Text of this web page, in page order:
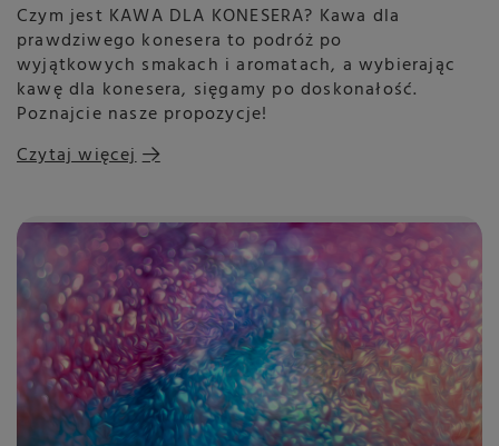
Czym jest KAWA DLA KONESERA? Kawa dla
prawdziwego konesera to podróż po
wyjątkowych smakach i aromatach, a wybierając
kawę dla konesera, sięgamy po doskonałość.
Poznajcie nasze propozycje!
Czytaj więcej